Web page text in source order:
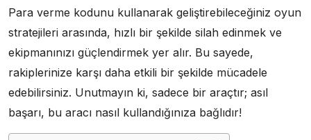
Para verme kodunu kullanarak geliştirebileceğiniz oyun
stratejileri arasında, hızlı bir şekilde silah edinmek ve
ekipmanınızı güçlendirmek yer alır. Bu sayede,
rakiplerinize karşı daha etkili bir şekilde mücadele
edebilirsiniz. Unutmayın ki, sadece bir araçtır; asıl
başarı, bu aracı nasıl kullandığınıza bağlıdır!